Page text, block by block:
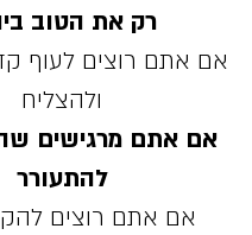
רק את הטוב
אם אתם רוצים לעוף
ולהצליח
אם אתם מרגישים
להתעורר
אם אתם רוצים